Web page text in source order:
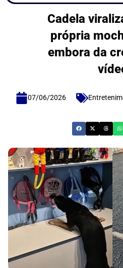
Cadela
própria
embora da
07/06/2026